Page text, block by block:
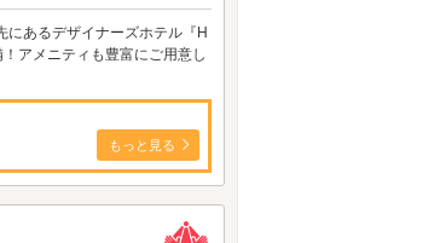
あるデザイナーズホテル『H
アメニティも豊富にご用意し
もっと見る